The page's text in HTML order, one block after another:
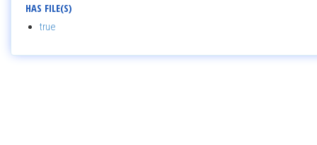
HAS FILE(S)
true